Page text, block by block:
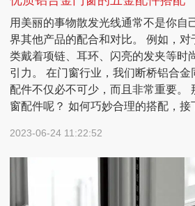
用美丽的事物散发光线通常不是你自
界其他产品的配合和对比。 例如，对
类戴着项链、耳环、闪亮的发夹等时
引力。 在门窗行业，我们断桥铝合金
配件不仅必不可少，而且非常重要。
窗配件呢？ 如何巧妙合理的搭配，接
2023-06-24 11:22:52